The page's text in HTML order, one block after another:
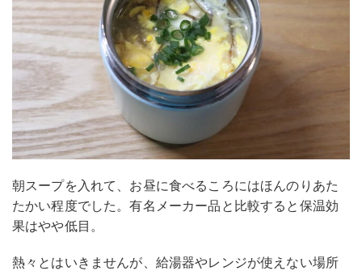
朝スープを入れて、お昼に食べるころにはほんのりあた
たかい程度でした。有名メーカー品と比較すると保温効
果はやや低目。
熱々とはいきませんが、給湯器やレンジが使えない場所